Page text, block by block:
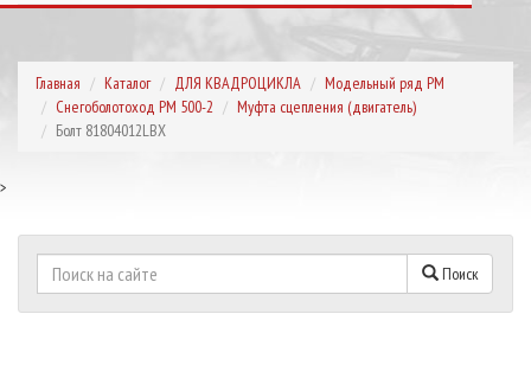
Главная Каталог ДЛЯ КВАДРОЦИКЛА
Модельный ряд РМ
Снегоболотоход РМ 500-2
Муфта сцепления (двигатель)
Болт 81804012LBX
>
Поиск